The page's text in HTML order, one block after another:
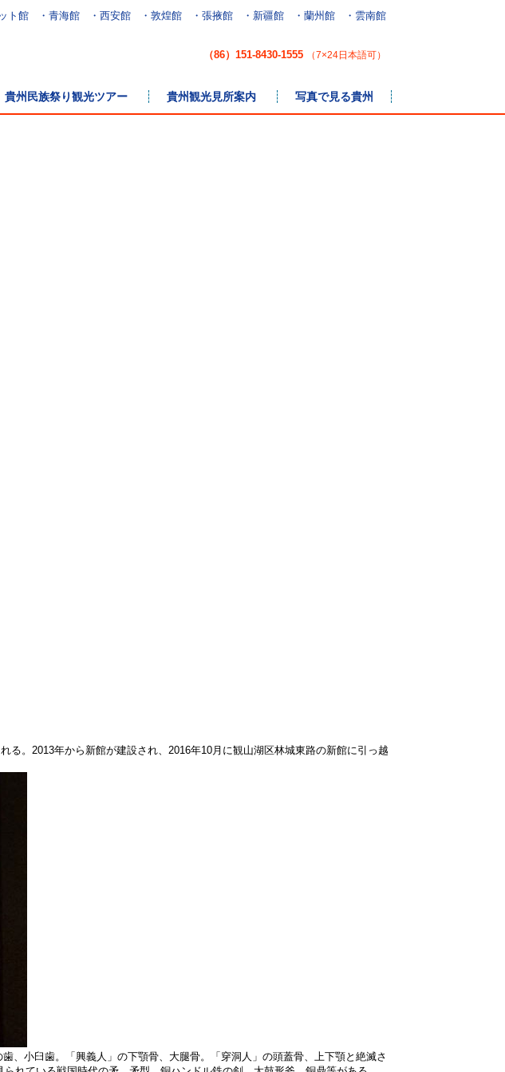
ト館 ・青海館 ・西安館 ・敦煌館 ・張掖館 ・新疆館 ・蘭州館 ・雲南館
（86）151-8430-1555 （7×24日本語可）
貴州民族祭り観光ツアー 貴州観光見所案内 写真で見る貴州
。2013年から新館が建設され、2016年10月に観山湖区林城東路の新館に引っ越
小臼歯。「興義人」の下顎骨、大腿骨。「穿洞人」の頭蓋骨、上下顎と絶滅さ